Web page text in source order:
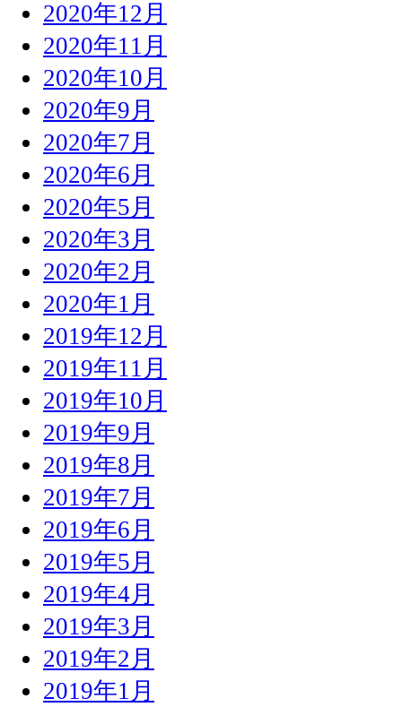
2020年12月
2020年11月
2020年10月
2020年9月
2020年7月
2020年6月
2020年5月
2020年3月
2020年2月
2020年1月
2019年12月
2019年11月
2019年10月
2019年9月
2019年8月
2019年7月
2019年6月
2019年5月
2019年4月
2019年3月
2019年2月
2019年1月